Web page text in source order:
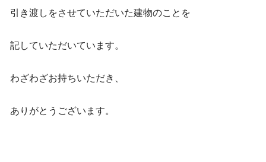
引き渡しをさせていただいた建物のことを
記していただいています。
わざわざお持ちいただき、
ありがとうございます。